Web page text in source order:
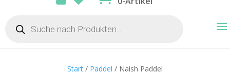
search
Start / Paddel / Naish Paddel